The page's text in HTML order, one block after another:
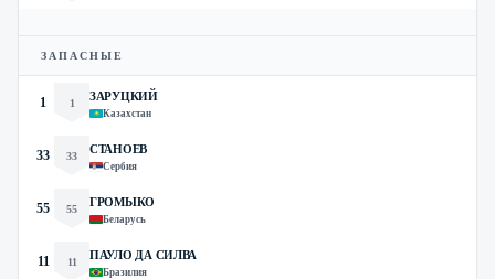
ЗАПАСНЫЕ
1 1
ЗАРУЦКИЙ
Казахстан
33 33
СТАНОЕВ
Сербия
55 55
ГРОМЫКО
Беларусь
11 11
ПАУЛО ДА СИЛВА
Бразилия